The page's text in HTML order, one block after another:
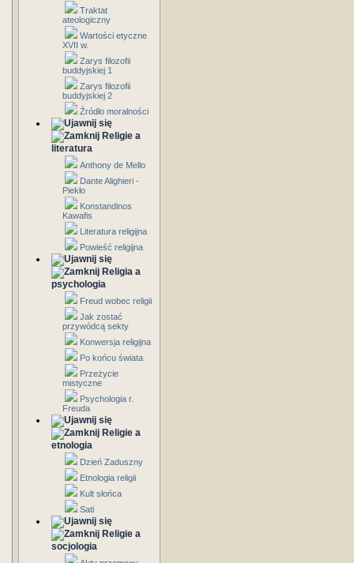
Traktat
ateologiczny
Wartości etyczne
XVII w.
Zarys filozofii
buddyjskiej 1
Zarys filozofii
buddyjskiej 2
Źródło moralności
Religie a
literatura
Anthony de Mello
Dante Alighieri -
Piekło
Konstandinos
Kawafis
Literatura religijna
Powieść religijna
Religia a
psychologia
Freud wobec religii
Jak zostać
przywódcą sekty
Konwersja religijna
Po końcu świata
Przeżycie
mistyczne
Psychologia r.
Freuda
Religie a
etnologia
Dzień Zaduszny
Etnologia religii
Kult słońca
Sati
Religie a
socjologia